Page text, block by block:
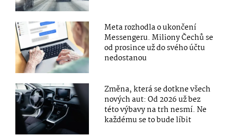
Meta rozhodla o ukončení
Messengeru. Miliony Čechů se
od prosince už do svého účtu
nedostanou
Změna, která se dotkne všech
nových aut: Od 2026 už bez
této výbavy na trh nesmí. Ne
každému se to bude líbit